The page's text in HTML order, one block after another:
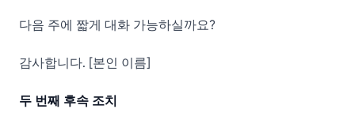
다음 주에 짧게 대화 가능하실까요?
감사합니다. [본인 이름]
두 번째 후속 조치